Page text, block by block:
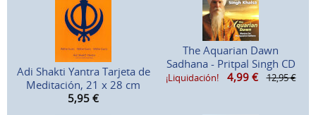
Adi Shakti Yantra Tarjeta de
Meditación, 21 x 28 cm
5,95 €
The Aquarian Dawn
Sadhana - Pritpal Singh CD
¡Liquidación! 4,99 € 12,95 €